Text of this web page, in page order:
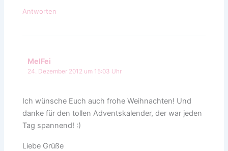
Antworten
MelFei
24. Dezember 2012 um 15:03 Uhr
Ich wünsche Euch auch frohe Weihnachten! Und
danke für den tollen Adventskalender, der war jeden
Tag spannend! :)
Liebe Grüße